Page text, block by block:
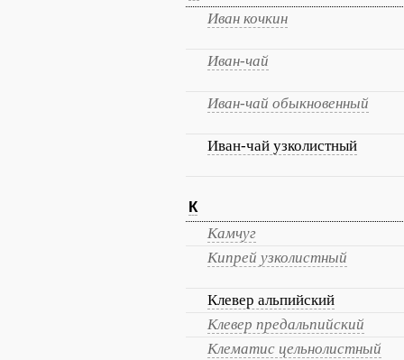
Иван кочкин
Иван-чай
Иван-чай обыкновенный
Иван-чай узколистный
К
Камчуг
Кипрей узколистный
Клевер альпийский
Клевер предальпийский
Клематис цельнолистный